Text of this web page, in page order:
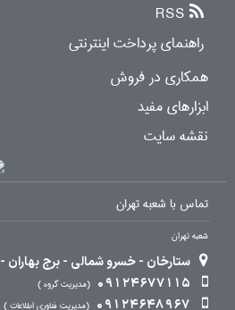
RSS
راهنمای پرداخت اینترنتی
همکاری در فروش
ابزارهای مفید
نقشه سایت
تماس با شعبه تهران
شعبه تهران
ستارخان - خسرو شمالی - برج بهاران - طبقه
09124677115
مدیریت گروه
09124648967 مدیریت فناوری اطلاعات